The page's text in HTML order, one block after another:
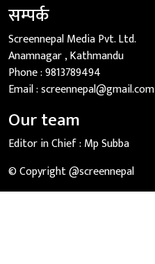
सम्पर्क
Screennepal Media Pvt. Ltd.
Anamnagar , Kathmandu
Phone :9813789494
Email :screennepal@gmail.com
Our team
Editor in Chief : Mp Subba
© Copyright @screennepal